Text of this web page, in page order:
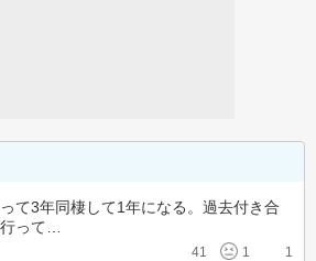
て3年同棲して1年になる。過去付き合
って…
41 1 1